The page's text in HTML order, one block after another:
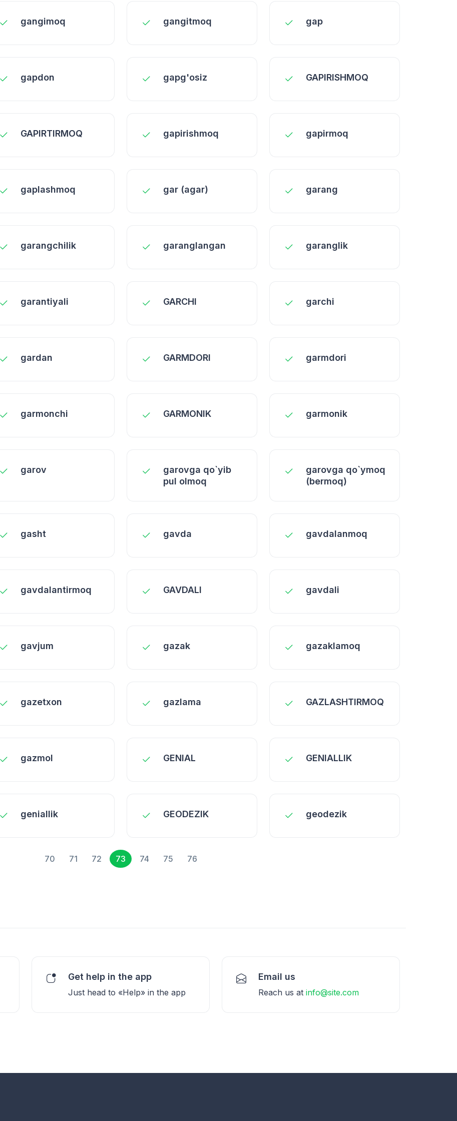
gangimoq gangitmoq gap
gapdon gapg'osiz GAPIRISHMOQ
GAPIRTIRMOQ gapirishmoq gapirmoq
gaplashmoq gar (agar) garang
garangchilik garanglangan garanglik
garantiyali GARCHI garchi
gardan GARMDORI garmdori
garmonchi GARMONIK garmonik
garov
garovga qo`yib
pul olmoq
garovga qo`ymoq
(bermoq)
gasht gavda gavdalanmoq
gavdalantirmoq GAVDALI gavdali
gavjum gazak gazaklamoq
gazetxon gazlama GAZLASHTIRMOQ
gazmol GENIAL GENIALLIK
geniallik GEODEZIK geodezik
70 71 72 73 74 75 76
Get help in the app
Just head to «Help» in the app
Email us
Reach us at info@site.com